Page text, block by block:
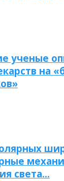
ученые
на
света…